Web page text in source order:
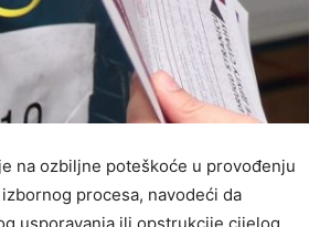
na ozbiljne poteškoće u provođenju
procesa, navodeći da